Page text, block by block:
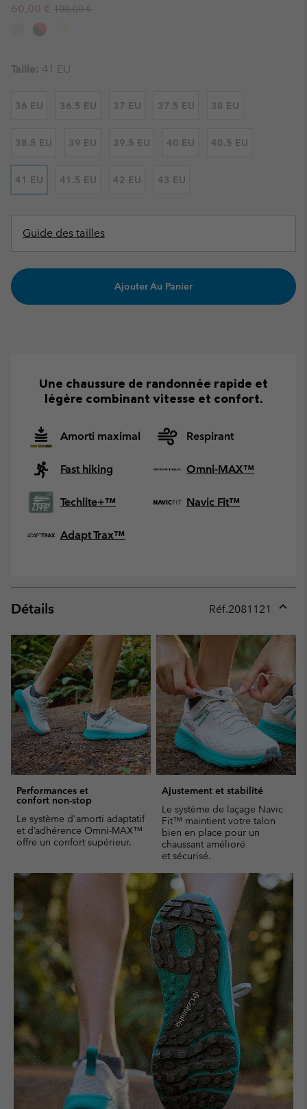
Sale price:
60,00 € Regular price:
100,00 €
Taille: 41 EU
36 EU 36.5 EU 37 EU 37.5 EU 38 EU
38.5 EU 39 EU 39.5 EU 40 EU 40.5 EU
41 EU 41.5 EU 42 EU 43 EU
Guide des tailles
Ajouter Au Panier
Une chaussure de randonnée rapide et
légère combinant vitesse et confort.
Amorti maximal Respirant
Fast hiking Omni-MAX™
Techlite+™ Navic Fit™
Adapt Trax™
Détails Réf.2081121
or
Performances et
confort non-stop
Le système d'amorti adaptatif
et d’adhérence Omni-MAX™
offre un confort supérieur.
Ajustement et stabilité
Le système de laçage Navic
Fit™ maintient votre talon
bien en place pour un
chaussant amélioré
et sécurisé.